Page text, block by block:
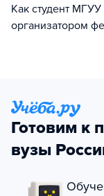
Как студент
организатором
Готовим к
вузы